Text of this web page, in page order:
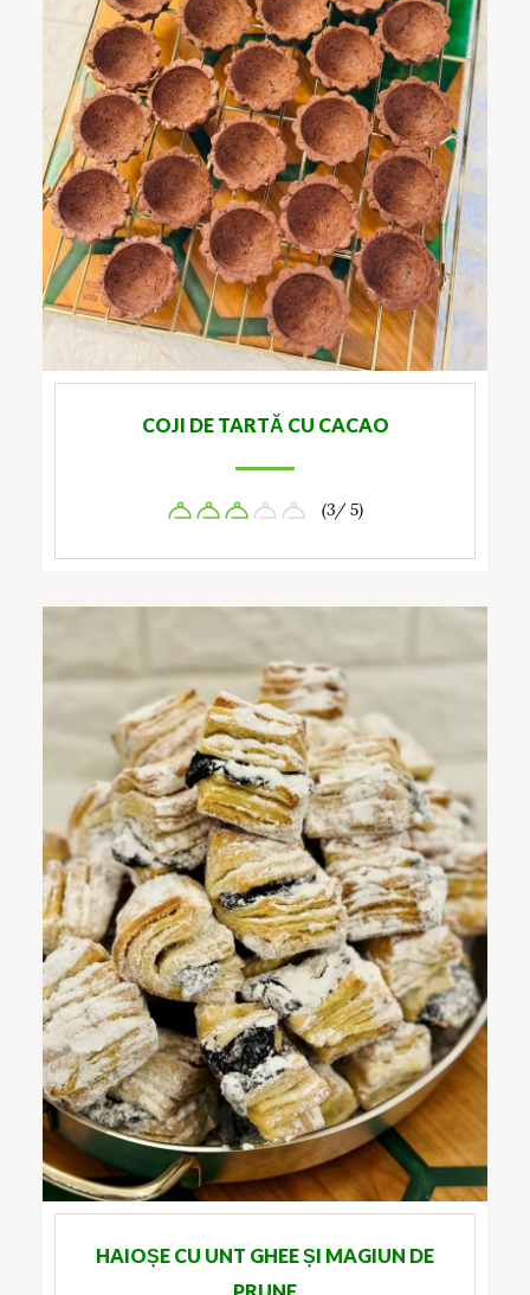
COJI DE TARTĂ CU CACAO
(3/ 5)
HAIOȘE CU UNT GHEE ȘI MAGIUN DE
PRUNE